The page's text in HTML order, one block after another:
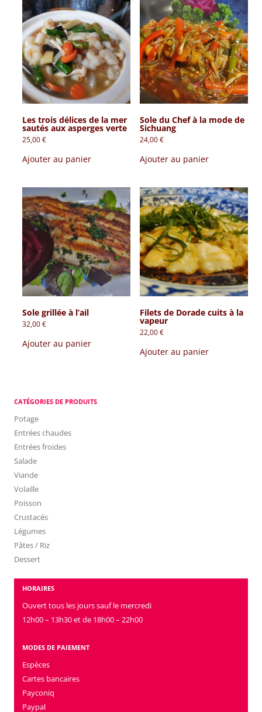
Les trois délices de la mer
sautés aux asperges verte
25,00€
Ajouter au panier
Sole du Chef à la mode de
Sichuang
24,00€
Ajouter au panier
Sole grillée à l’ail
32,00€
Ajouter au panier
Filets de Dorade cuits à la
vapeur
22,00€
Ajouter au panier
CATÉGORIES DE PRODUITS
Potage
Entrées chaudes
Entrées froides
Salade
Viande
Volaille
Poisson
Crustacés
Légumes
Pâtes / Riz
Dessert
HORAIRES
Ouvert tous les jours sauf le mercredi
12h00 – 13h30 et de 18h00 – 22h00
MODES DE PAIEMENT
Espèces
Cartes bancaires
Payconiq
Paypal